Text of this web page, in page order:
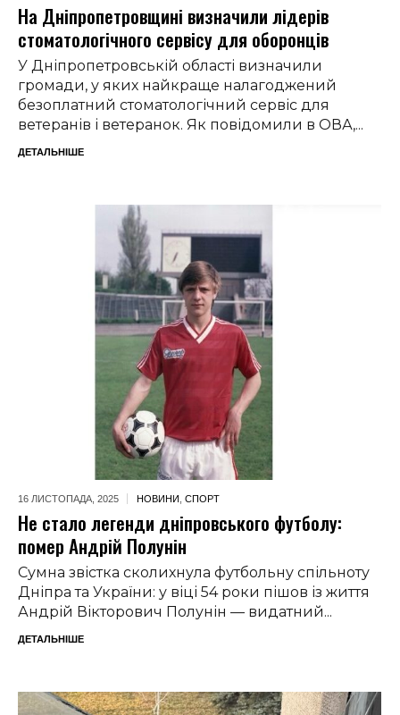
На Дніпропетровщині визначили лідерів
стоматологічного сервісу для оборонців
У Дніпропетровській області визначили
громади, у яких найкраще налагоджений
безоплатний стоматологічний сервіс для
ветеранів і ветеранок. Як повідомили в ОВА,...
ДЕТАЛЬНІШЕ
16 ЛИСТОПАДА, 2025 НОВИНИ СПОРТ
Не стало легенди дніпровського футболу:
помер Андрій Полунін
Сумна звістка сколихнула футбольну спільноту
Дніпра та України: у віці 54 роки пішов із життя
Андрій Вікторович Полунін — видатний...
ДЕТАЛЬНІШЕ